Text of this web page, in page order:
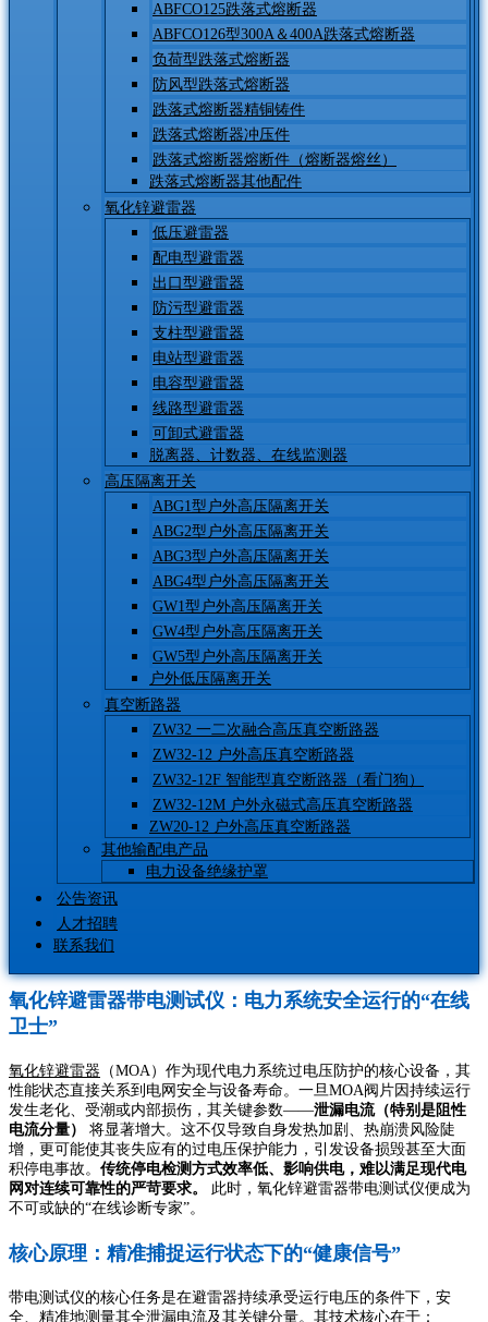
ABFCO125跌落式熔断器
ABFCO126型300A＆400A跌落式熔断器
负荷型跌落式熔断器
防风型跌落式熔断器
跌落式熔断器精铜铸件
跌落式熔断器冲压件
跌落式熔断器熔断件（熔断器熔丝）
跌落式熔断器其他配件
氧化锌避雷器
低压避雷器
配电型避雷器
出口型避雷器
防污型避雷器
支柱型避雷器
电站型避雷器
电容型避雷器
线路型避雷器
可卸式避雷器
脱离器、计数器、在线监测器
高压隔离开关
ABG1型户外高压隔离开关
ABG2型户外高压隔离开关
ABG3型户外高压隔离开关
ABG4型户外高压隔离开关
GW1型户外高压隔离开关
GW4型户外高压隔离开关
GW5型户外高压隔离开关
户外低压隔离开关
真空断路器
ZW32 一二次融合高压真空断路器
ZW32-12 户外高压真空断路器
ZW32-12F 智能型真空断路器（看门狗）
ZW32-12M 户外永磁式高压真空断路器
ZW20-12 户外高压真空断路器
其他输配电产品
电力设备绝缘护罩
公告资讯
人才招聘
联系我们
氧化锌避雷器带电测试仪：电力系统安全运行的“在线
卫士”
氧化锌避雷器 （MOA）作为现代电力系统过电压防护的核心设备，其
性能状态直接关系到电网安全与设备寿命。一旦MOA阀片因持续运行
发生老化、受潮或内部损伤，其关键参数——泄漏电流（特别是阻性
电流分量）
将显著增大。这不仅导致自身发热加剧、热崩溃风险陡
增，更可能使其丧失应有的过电压保护能力，引发设备损毁甚至大面
积停电事故。 传统停电检测方式效率低、影响供电，难以满足现代电
网对连续可靠性的严苛要求。
此时，氧化锌避雷器带电测试仪便成为
不可或缺的“在线诊断专家”。
核心原理：精准捕捉运行状态下的“健康信号”
带电测试仪的核心任务是在避雷器持续承受运行电压的条件下，安
全、精准地测量其全泄漏电流及其关键分量。其技术核心在于：